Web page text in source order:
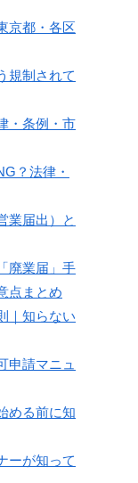
京都・各区
規制されて
・条例・市
？法律・
業届出）と
廃業届」手
点まとめ
｜知らない
申請マニュ
める前に知
ーが知って